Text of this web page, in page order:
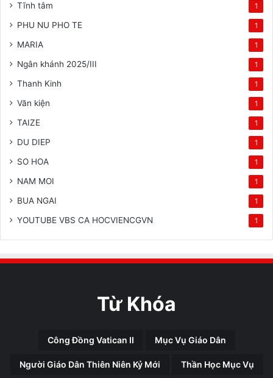
Tĩnh tâm 1
PHU NU PHO TE 1
MARIA 1
Ngân khánh 2025/III 1
Thanh Kinh 1
Văn kiện 1
TAIZE 1
DU DIEP 1
SO HOA 1
NAM MOI 1
BUA NGAI 1
YOUTUBE VBS CA HOCVIENCGVN 1
Từ Khóa
Công Đồng Vatican II Mục Vụ Giáo Dân
Người Giáo Dân Thiên Niên Kỷ Mới Thần Học Mục Vụ